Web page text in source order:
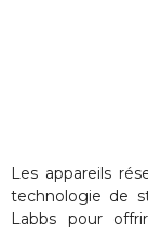
Les appareils
technologie de
Labbs pour